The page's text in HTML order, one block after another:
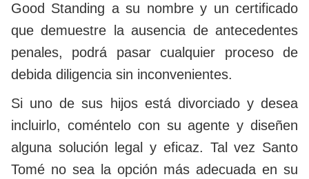
Good Standing a su nombre y un certificado
que demuestre la ausencia de antecedentes
penales, podrá pasar cualquier proceso de
debida diligencia sin inconvenientes.
Si uno de sus hijos está divorciado y desea
incluirlo, coméntelo con su agente y diseñen
alguna solución legal y eficaz. Tal vez Santo
Tomé no sea la opción más adecuada en su